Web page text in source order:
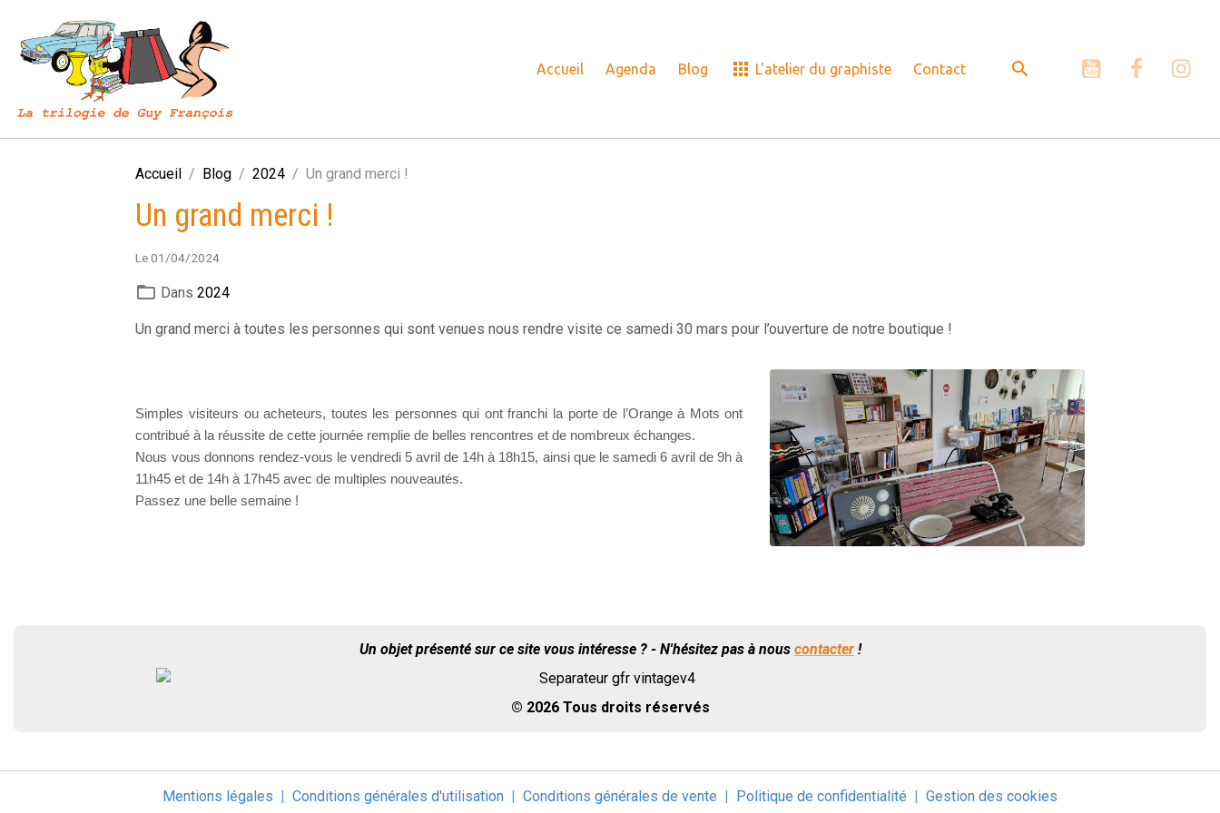
Accueil Agenda Blog L'atelier du graphiste Contact
Accueil Blog 2024 Un grand merci !
Un grand merci !
Le 01/04/2024
Dans2024
Un grand merci à toutes les personnes qui sont venues nous rendre visite ce samedi 30 mars pour l’ouverture de notre boutique !
Simples visiteurs ou acheteurs, toutes les personnes qui ont franchi la porte de l’Orange à Mots ont
contribué à la réussite de cette journée remplie de belles rencontres et de nombreux échanges.
Nous vous donnons rendez-vous le vendredi 5 avril de 14h à 18h15, ainsi que le samedi 6 avril de 9h à
11h45 et de 14h à 17h45 avec de multiples nouveautés.
Passez une belle semaine !
Un objet présenté sur ce site vous intéresse ? - N'hésitez pas à nous contacter !
© 2026 Tous droits réservés
Mentions légales Conditions générales d'utilisation Conditions générales de vente Politique de confidentialité Gestion des cookies